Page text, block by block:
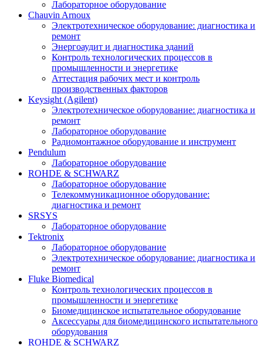
Лабораторное оборудование
Chauvin Arnoux
Электротехническое оборудование: диагностика и
ремонт
Энергоаудит и диагностика зданий
Контроль технологических процессов в
промышленности и энергетике
Аттестация рабочих мест и контроль
производственных факторов
Keysight (Agilent)
Электротехническое оборудование: диагностика и
ремонт
Лабораторное оборудование
Радиомонтажное оборудование и инструмент
Pendulum
Лабораторное оборудование
ROHDE & SCHWARZ
Лабораторное оборудование
Телекоммуникационное оборудование:
диагностика и ремонт
SRSYS
Лабораторное оборудование
Tektronix
Лабораторное оборудование
Электротехническое оборудование: диагностика и
ремонт
Fluke Biomedical
Контроль технологических процессов в
промышленности и энергетике
Биомедицинское испытательное оборудование
Аксессуары для биомедицинского испытательного
оборудования
ROHDE & SCHWARZ